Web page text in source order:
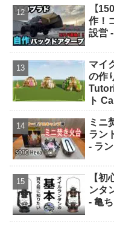
【
作！
設営
マイ
の作
ト
ミニ
ラン
- ラ
【
ンタ
- 亀